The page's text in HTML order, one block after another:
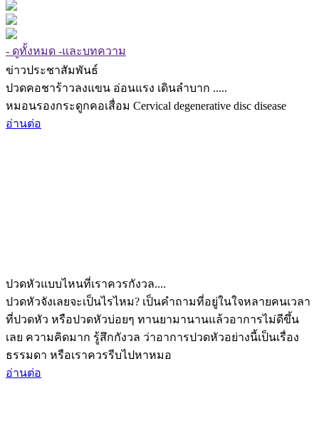
- ดูทั้งหมด -และบทความ
ข่าวประชาสัมพันธ์
ปวดคอชาร้าวลงแขน อ่อนแรง เดินลำบาก .....
หมอนรองกระดูกคอเสื่อม Cervical degenerative disc disease
อ่านต่อ
ปวดหัวแบบไหนที่เราควรกังวล....
ปวดหัวจังเลยจะเป็นไรไหม? เป็นคำถามที่อยู่ในใจหลายคนเวลา
ที่ปวดหัว หรือปวดหัวบ่อยๆ ทานยามานานแล้วอาการไม่ดีขึ้น
เลย ความคิดมาก รู้สึกกังวล ว่าอาการปวดหัวอย่างนี้เป็นเรื่อง
ธรรมดา หรือเราควรรีบไปหาหมอ
อ่านต่อ